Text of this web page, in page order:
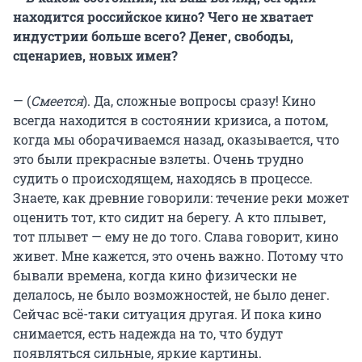
находится российское кино? Чего не хватает
индустрии больше всего? Денег, свободы,
сценариев, новых имен?
— (Смеется). Да, сложные вопросы сразу! Кино
всегда находится в состоянии кризиса, а потом,
когда мы оборачиваемся назад, оказывается, что
это были прекрасные взлеты. Очень трудно
судить о происходящем, находясь в процессе.
Знаете, как древние говорили: течение реки может
оценить тот, кто сидит на берегу. А кто плывет,
тот плывет — ему не до того. Слава говорит, кино
живет. Мне кажется, это очень важно. Потому что
бывали времена, когда кино физически не
делалось, не было возможностей, не было денег.
Сейчас всё-таки ситуация другая. И пока кино
снимается, есть надежда на то, что будут
появляться сильные, яркие картины.